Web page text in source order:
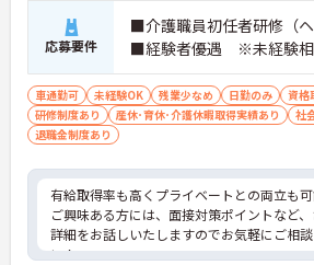
応募要件
■介護職員初任者研修（
■経験者優遇 ※未経験相
車通勤可 未経験OK 残業少なめ 日勤のみ
資格
研修制度あり
産休･育休･介護休暇取得実績あり 社
退職金制度あり
有給取得率も高くプライベートとの両立も
ご興味ある方には、面接対策ポイントなど、
詳細をお話しいたしますのでお気軽にご相
い！